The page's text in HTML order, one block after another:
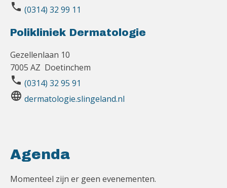
phone (0314) 32 99 11
Polikliniek Dermatologie
Gezellenlaan 10
7005 AZ Doetinchem
phone (0314) 32 95 91
language dermatologie.slingeland.nl
Agenda
Momenteel zijn er geen evenementen.